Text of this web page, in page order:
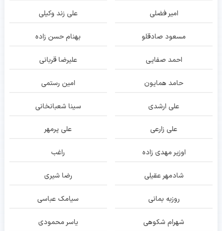
امیر فضلی علی زند وکیلی
مسعود صادقلو بهنام حسن زاده
احمد صفایی علیرضا قربانی
حامد همایون امین رستمی
علی ارشدی سینا شعبانخانی
علی زارعی علی پرمهر
اوزیر مهدی زاده راغب
شادمهر عقیلی رضا شیری
روزبه بمانی سیامک عباسی
شهرام شکوهی یاسر محمودی